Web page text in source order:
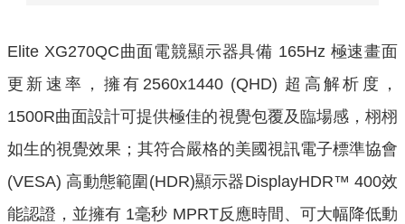
Elite XG270QC曲面電競顯示器具備 165Hz 極速畫面
更新速率，擁有2560x1440 (QHD) 超高解析度，
1500R曲面設計可提供極佳的視覺包覆及臨場感，栩栩
如生的視覺效果；其符合嚴格的美國視訊電子標準協會
(VESA) 高動態範圍(HDR)顯示器DisplayHDR™ 400效
能認證，並擁有 1毫秒 MPRT反應時間、可大幅降低動